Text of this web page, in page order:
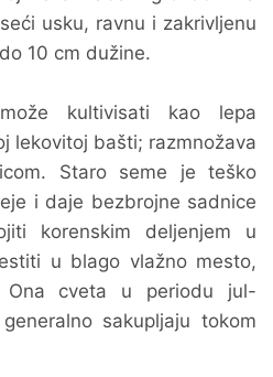
usku, ravnu i zakrivljenu
10 cm dužine.
kultivisati kao lepa
lekovitoj bašti; razmnožava
Staro seme je teško
i daje bezbrojne sadnice
korenskim deljenjem u
u blago vlažno mesto,
Ona cveta u periodu jul-
sakupljaju tokom